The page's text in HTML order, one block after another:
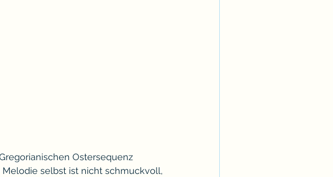
Ostersequenz
Melodie selbst ist nicht schmuckvoll,